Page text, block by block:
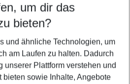
5-8 Nächte
Kinder
anzeigen
um dir das
bieten?
und ähnliche Technologien, um
am Laufen zu halten. Dadurch
unserer Plattform verstehen und
bieten sowie Inhalte, Angebote